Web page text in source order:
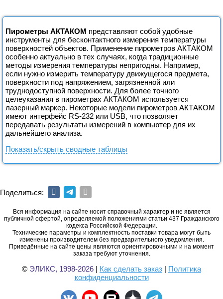
Пирометры АКТАКОМ представляют собой удобные
инструменты для бесконтактного измерения температуры
поверхностей объектов. Применение пирометров АКТАКОМ
особенно актуально в тех случаях, когда традиционные
методы измерения температуры непригодны. Например,
если нужно измерить температуру движущегося предмета,
поверхности под напряжением, загрязненной или
труднодоступной поверхности. Для более точного
целеуказания в пирометрах АКТАКОМ используется
лазерный маркер. Некоторые модели пирометров АКТАКОМ
имеют интерфейс RS-232 или USB, что позволяет
передавать результаты измерений в компьютер для их
дальнейшего анализа.
Показать/скрыть сводные таблицы
Поделиться:
Вся информация на сайте носит справочный характер и не является
публичной офертой, определяемой положениями статьи 437 Гражданского
кодекса Российской Федерации.
Технические параметры и комплектность поставки товара могут быть
изменены производителем без предварительного уведомления.
Приведённые на сайте цены являются ориентировочными и на момент
заказа требуют уточнения.
© ЭЛИКС, 1998-2026 | Как сделать заказ | Политика
конфиденциальности